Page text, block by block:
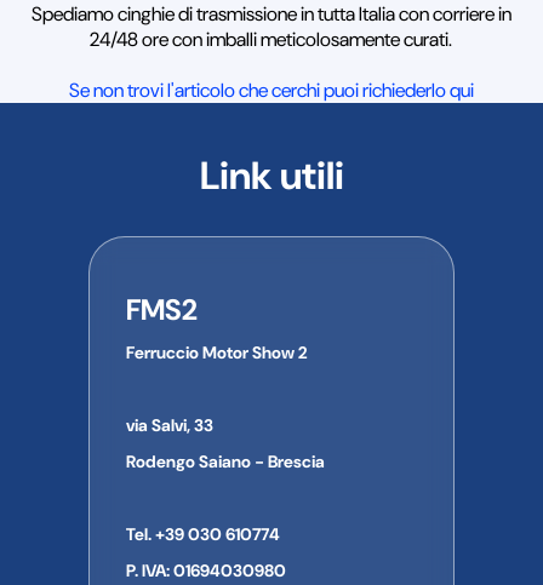
Spediamo cinghie di trasmissione in tutta Italia con corriere in
24/48 ore con imballi meticolosamente curati.
Se non trovi l'articolo che cerchi puoi richiederlo qui
Link utili
FMS2
Ferruccio Motor Show 2
via Salvi, 33
Rodengo Saiano - Brescia
Tel. +39 030 610774
P. IVA: 01694030980